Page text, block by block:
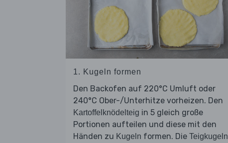
1. Kugeln formen
Den Backofen auf 220°C Umluft oder
240°C Ober-/Unterhitze vorheizen. Den
Kartoffelknödelteig in 5 gleich große
Portionen aufteilen und diese mit den
Händen zu Kugeln formen. Die Teigkugeln